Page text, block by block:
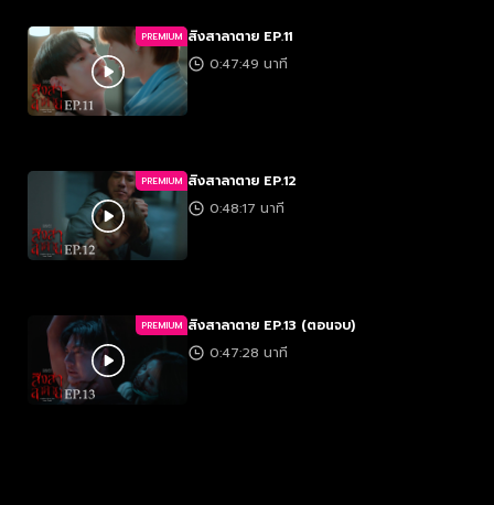
PREMIUM สิงสาลาตาย EP.11
0:47:49 นาที
PREMIUM สิงสาลาตาย EP.12
0:48:17 นาที
PREMIUM สิงสาลาตาย EP.13 (ตอนจบ)
0:47:28 นาที